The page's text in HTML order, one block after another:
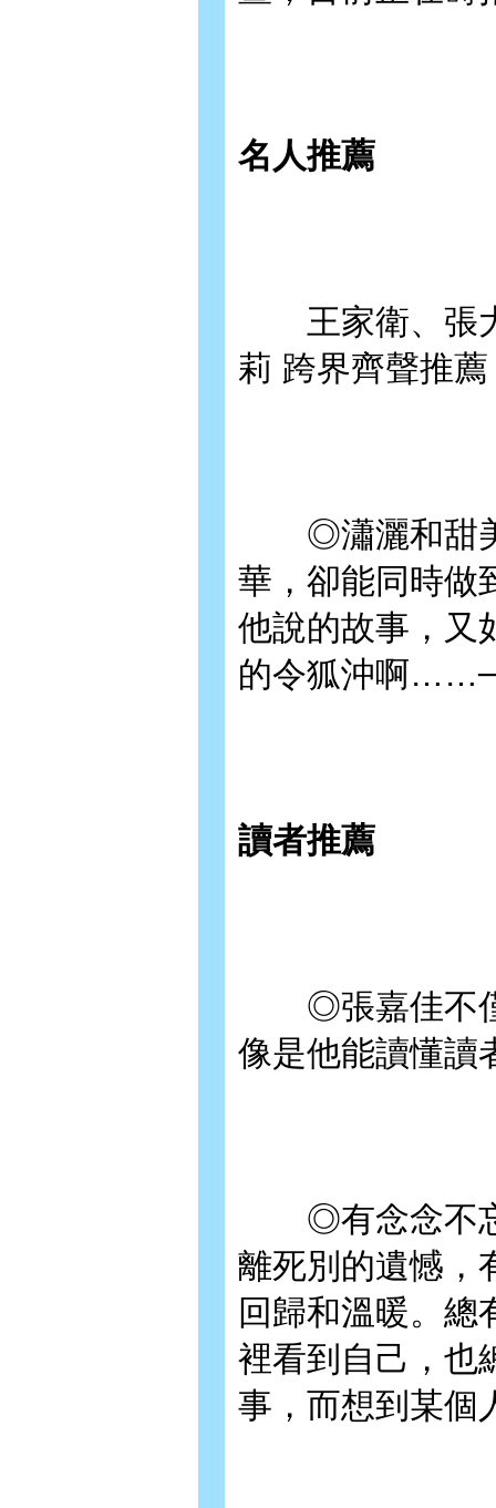
名人推薦
王家衛、張大
莉 跨界齊聲推
◎瀟灑和甜美
華，卻能同時做
他說的故事，又
的令狐沖啊
讀者推薦
◎張嘉佳不僅
像是他能讀懂讀
◎有念念不忘
離死別的遺憾，
回歸和溫暖。總
裡看到自己，也
事，而想到某個